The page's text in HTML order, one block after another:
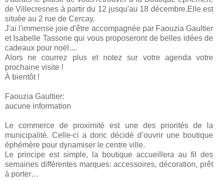
de Villecresnes à partir du 12 jusqu'au 18 décembre.Elle est
située au 2 rue de Cercay.
J'ai l'immense joie d'être accompagnée par Faouzia Gaultier
et Isabelle Tassone qui vous proposeront de belles idées de
cadeaux pour noël....
Alors ne courrez plus et notez sur votre agenda votre
prochaine visite !
À bientôt !
Faouzia Gaultier:
aucune information
Le commerce de proximité est une des priorités de la
municipalité. Celle-ci a donc décidé d’ouvrir une boutique
éphémère pour dynamiser le centre ville.
Le principe est simple, la boutique accueillera au fil des
semaines différentes marques: accessoires, décoration, prêt
à porter…